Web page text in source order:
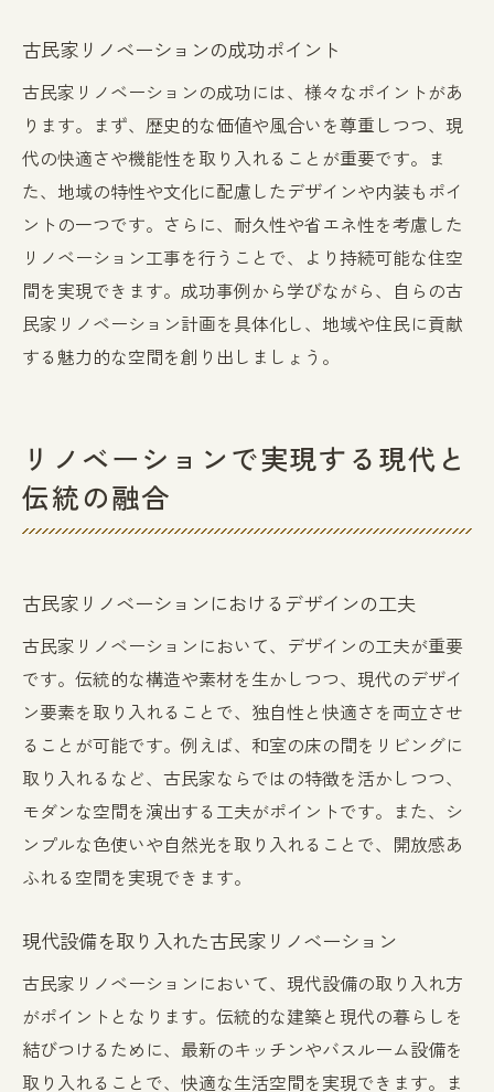
リノベーション計画の立て方
古民家を快適な住まいにするリノベーショ
ン術
住まいの改善ポイントとリノベーションの
関係
家族のライフスタイルに合ったリノベーシ
ョン
古民家リノベーションの費用対効果
伝統を守りつつ現代の設備を取り入れたリノベ
ーション
現代設備を融合させた古民家リノベーショ
ン
伝統技術と現代技術のコラボレーション
伝統的な建築を守るリノベーションの工夫
古民家リノベーションの最新トレンド
古民家リノベーションの成功ポイント
古民家リノベーションの成功には、様々なポイントがあ
ります。まず、歴史的な価値や風合いを尊重しつつ、現
代の快適さや機能性を取り入れることが重要です。ま
た、地域の特性や文化に配慮したデザインや内装もポイ
ントの一つです。さらに、耐久性や省エネ性を考慮した
リノベーション工事を行うことで、より持続可能な住空
間を実現できます。成功事例から学びながら、自らの古
民家リノベーション計画を具体化し、地域や住民に貢献
する魅力的な空間を創り出しましょう。
リノベーションで実現する現代と
伝統の融合
古民家リノベーションにおけるデザインの工夫
古民家リノベーションにおいて、デザインの工夫が重要
です。伝統的な構造や素材を生かしつつ、現代のデザイ
ン要素を取り入れることで、独自性と快適さを両立させ
ることが可能です。例えば、和室の床の間をリビングに
取り入れるなど、古民家ならではの特徴を活かしつつ、
モダンな空間を演出する工夫がポイントです。また、シ
ンプルな色使いや自然光を取り入れることで、開放感あ
ふれる空間を実現できます。
現代設備を取り入れた古民家リノベーション
古民家リノベーションにおいて、現代設備の取り入れ方
がポイントとなります。伝統的な建築と現代の暮らしを
結びつけるために、最新のキッチンやバスルーム設備を
取り入れることで、快適な生活空間を実現できます。ま